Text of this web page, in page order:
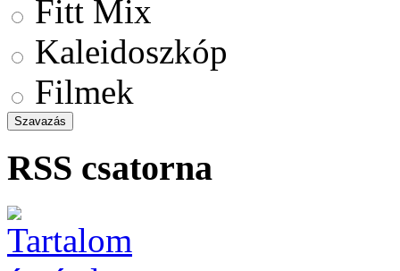
Fitt Mix
Kaleidoszkóp
Filmek
RSS csatorna